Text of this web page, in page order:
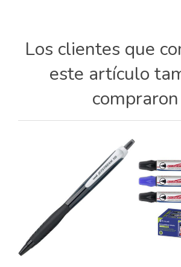
Los clientes que
este artículo
compraron